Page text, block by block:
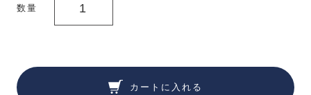
数量
カートに入れる